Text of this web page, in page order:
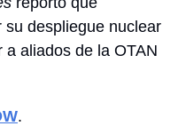
su despliegue nuclear
aliados de la OTAN
.